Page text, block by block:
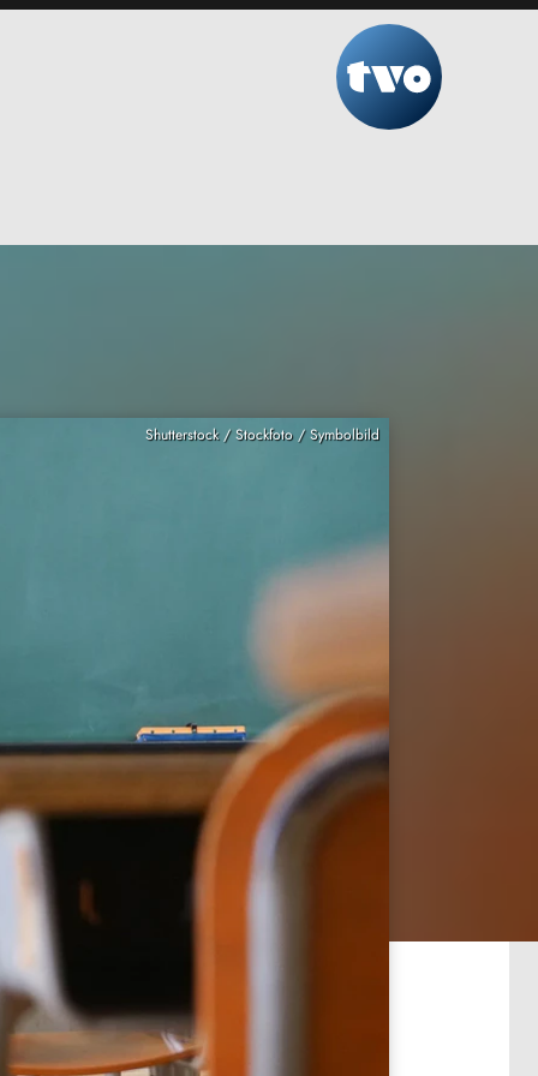
Shutterstock / Stockfoto / Symbolbild